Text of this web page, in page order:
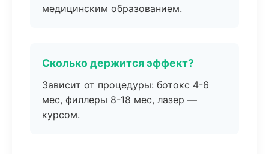
медицинским образованием.
Сколько держится эффект?
Зависит от процедуры: ботокс 4-6
мес, филлеры 8-18 мес, лазер —
курсом.